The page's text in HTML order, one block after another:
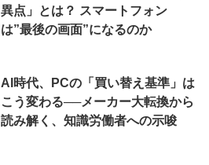
異点」とは？ スマートフォン
は”最後の画面”になるのか
AI時代、PCの「買い替え基準」は
こう変わる──メーカー大転換から
読み解く、知識労働者への示唆